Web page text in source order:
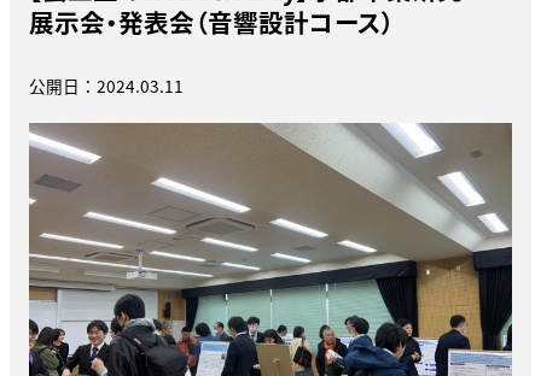
展示会・発表会（音響設計コース）
公開日：2024.03.11